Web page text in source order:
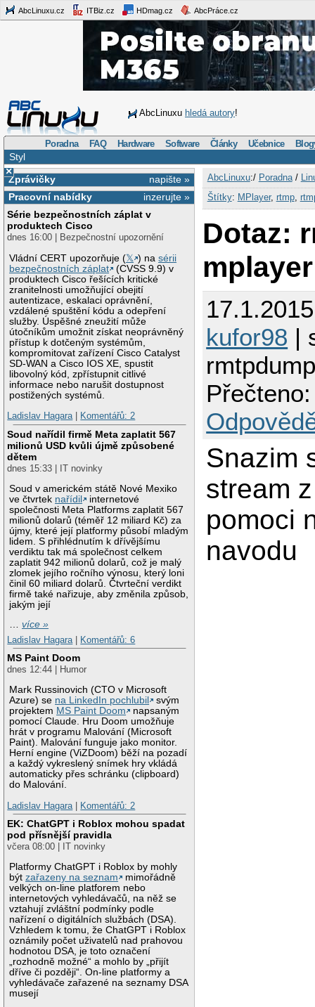
AbcLinuxu.cz ITBiz.cz HDmag.cz AbcPráce.cz
AbcLinuxu hledá autory!
Poradna FAQ Hardware Software Články Učebnice
Styl
×
napište »
Zprávičky
inzerujte »
Pracovní nabídky
Série bezpečnostních záplat v
produktech Cisco
dnes 16:00 | Bezpečnostní upozornění
Vládní CERT upozorňuje (𝕏 ) nasérii
bezpečnostních záplat
(CVSS 9.9) v
produktech Cisco řešících kritické
zranitelnosti umožňující obejití
autentizace, eskalaci oprávnění,
vzdálené spuštění kódu a odepření
služby. Úspěšné zneužití může
útočníkům umožnit získat neoprávněný
přístup k dotčeným systémům,
kompromitovat zařízení Cisco Catalyst
SD-WAN a Cisco IOS XE, spustit
libovolný kód, zpřístupnit citlivé
informace nebo narušit dostupnost
postižených systémů.
Ladislav Hagara| Komentářů: 2
Soud nařídil firmě Meta zaplatit 567
milionů USD kvůli újmě způsobené
dětem
dnes 15:33 | IT novinky
Soud v americkém státě Nové Mexiko
ve čtvrtek nařídil
internetové
společnosti Meta Platforms zaplatit 567
milionů dolarů (téměř 12 miliard Kč) za
újmy, které její platformy působí mladým
lidem. S přihlédnutím k dřívějšímu
verdiktu tak má společnost celkem
zaplatit 942 milionů dolarů, což je malý
zlomek jejího ročního výnosu, který loni
činil 60 miliard dolarů. Čtvrteční verdikt
firmě také nařizuje, aby změnila způsob,
jakým její
…více »
Ladislav Hagara
Komentářů: 6
MS Paint Doom
dnes 12:44 | Humor
Mark Russinovich (CTO v Microsoft
Azure) se na LinkedIn pochlubil
svým
projektem MS Paint Doom
napsaným
pomocí Claude. Hru Doom umožňuje
hrát v programu Malování (Microsoft
Paint). Malování funguje jako monitor.
Herní engine (ViZDoom) běží na pozadí
a každý vykreslený snímek hry vkládá
automaticky přes schránku (clipboard)
do Malování.
Ladislav Hagara
Komentářů: 2
EK: ChatGPT i Roblox mohou spadat
pod přísnější pravidla
včera 08:00 | IT novinky
Platformy ChatGPT i Roblox by mohly
býtzařazeny na seznam
mimořádně
velkých on-line platforem nebo
internetových vyhledávačů, na něž se
vztahují zvláštní podmínky podle
nařízení o digitálních službách (DSA).
Vzhledem k tomu, že ChatGPT i Roblox
oznámily počet uživatelů nad prahovou
hodnotou DSA, je toto označení
„rozhodně možné“ a mohlo by „přijít
dříve či později“. On-line platformy a
vyhledávače zařazené na seznamy DSA
musejí
AbcLinuxu:/ Poradna/
Štítky: MPlayer, rtmp,
Dotaz:
mplayer
kufor98 |
Snazim
stream
pomoci
navodu